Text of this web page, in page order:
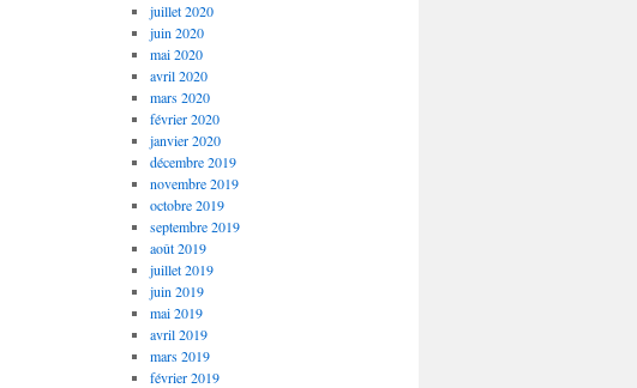
juillet 2020
juin 2020
mai 2020
avril 2020
mars 2020
février 2020
janvier 2020
décembre 2019
novembre 2019
octobre 2019
septembre 2019
août 2019
juillet 2019
juin 2019
mai 2019
avril 2019
mars 2019
février 2019